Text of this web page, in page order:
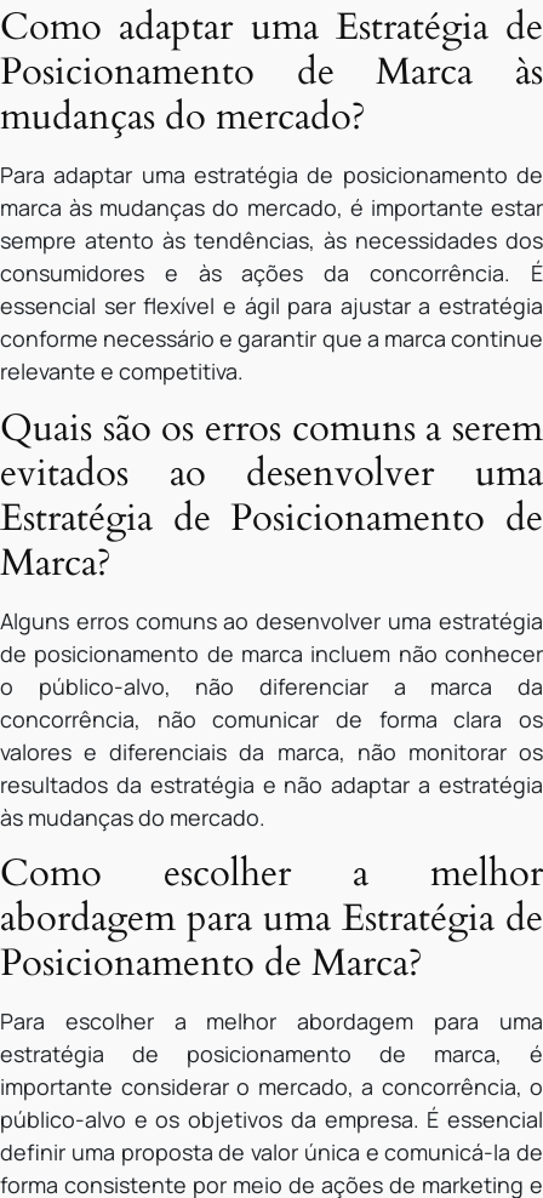
Como adaptar uma Estratégia de
Posicionamento de Marca às
mudanças do mercado?
Para adaptar uma estratégia de posicionamento de
marca às mudanças do mercado, é importante estar
sempre atento às tendências, às necessidades dos
consumidores e às ações da concorrência. É
essencial ser flexível e ágil para ajustar a estratégia
conforme necessário e garantir que a marca continue
relevante e competitiva.
Quais são os erros comuns a serem
evitados ao desenvolver uma
Estratégia de Posicionamento de
Marca?
Alguns erros comuns ao desenvolver uma estratégia
de posicionamento de marca incluem não conhecer
o público-alvo, não diferenciar a marca da
concorrência, não comunicar de forma clara os
valores e diferenciais da marca, não monitorar os
resultados da estratégia e não adaptar a estratégia
às mudanças do mercado.
Como escolher a melhor
abordagem para uma Estratégia de
Posicionamento de Marca?
Para escolher a melhor abordagem para uma
estratégia de posicionamento de marca, é
importante considerar o mercado, a concorrência, o
público-alvo e os objetivos da empresa. É essencial
definir uma proposta de valor única e comunicá-la de
forma consistente por meio de ações de marketing e